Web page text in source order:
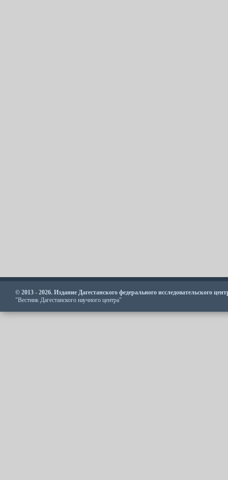
© 2013 - 2026. Издание Дагестанского федерального исследовательского
"Вестник Дагестанского научного центра"